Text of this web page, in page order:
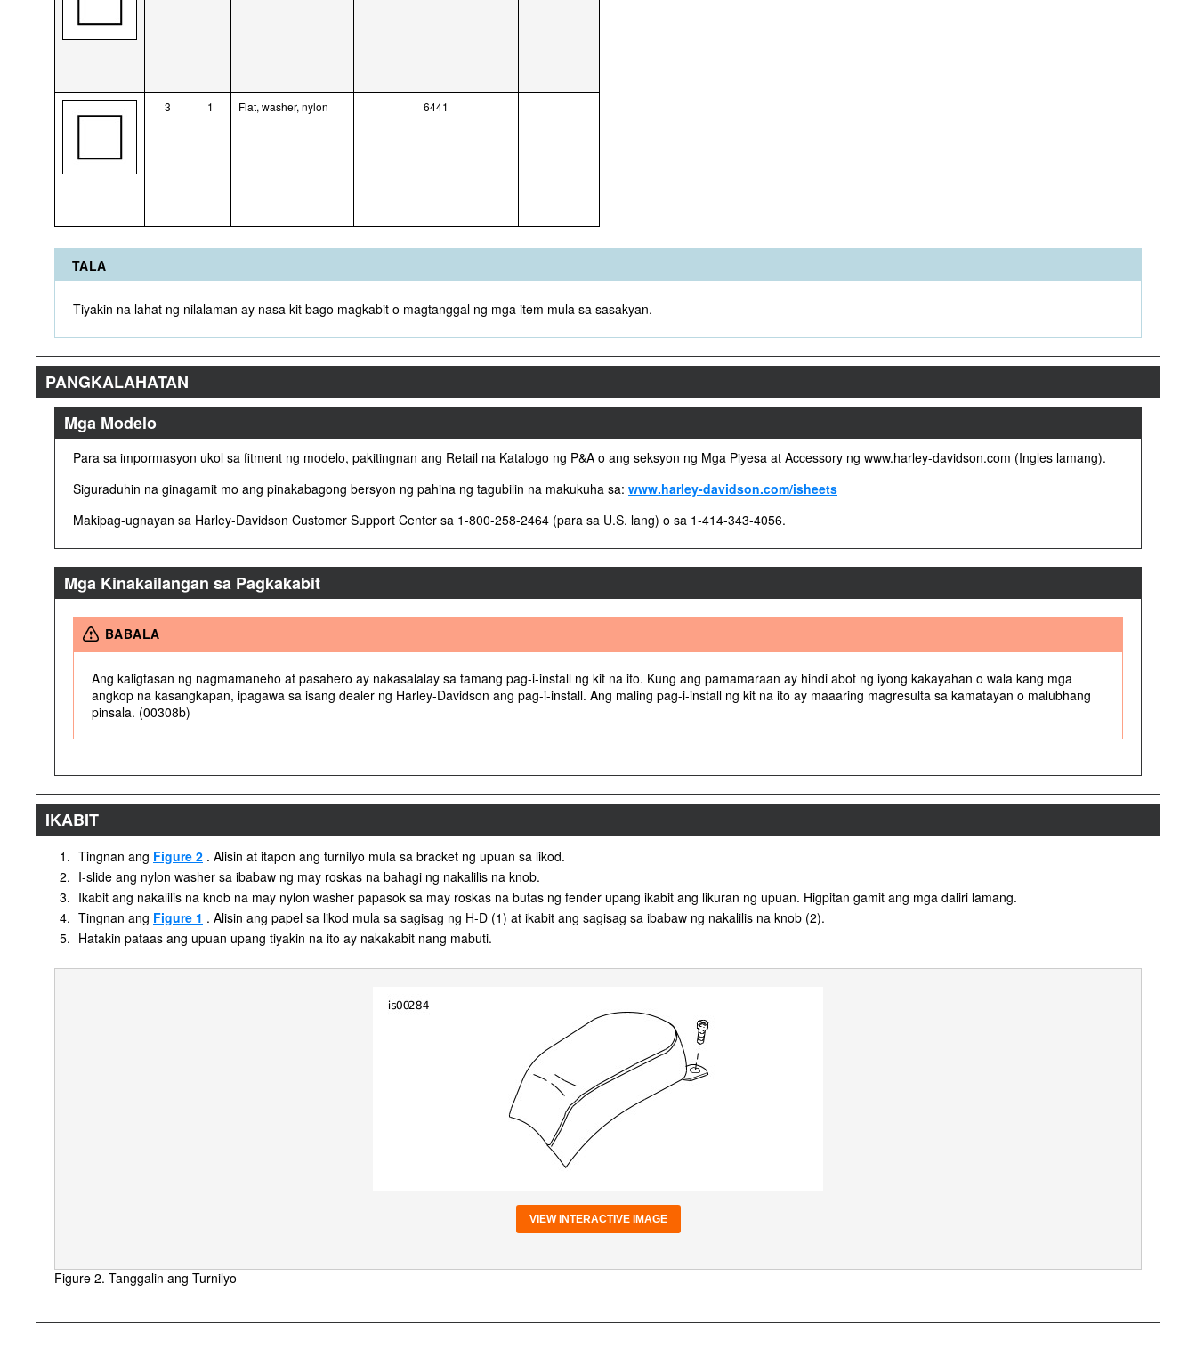
3 1 Flat, washer, nylon 6441
TALA
Tiyakin na lahat ng nilalaman ay nasa kit bago magkabit o magtanggal ng mga item mula sa sasakyan.
PANGKALAHATAN
Mga Modelo
Para sa impormasyon ukol sa fitment ng modelo, pakitingnan ang Retail na Katalogo ng P&A o ang seksyon ng Mga Piyesa at Accessory ng www.harley-davidson.com (Ingles lamang).
Siguraduhin na ginagamit mo ang pinakabagong bersyon ng pahina ng tagubilin na makukuha sa: www.harley-davidson.com/isheets
Makipag-ugnayan sa Harley-Davidson Customer Support Center sa 1-800-258-2464 (para sa U.S. lang) o sa 1-414-343-4056.
Mga Kinakailangan sa Pagkakabit
BABALA
Ang kaligtasan ng nagmamaneho at pasahero ay nakasalalay sa tamang pag-i-install ng kit na ito. Kung ang pamamaraan ay hindi abot ng iyong kakayahan o wala kang mga
angkop na kasangkapan, ipagawa sa isang dealer ng Harley-Davidson ang pag-i-install. Ang maling pag-i-install ng kit na ito ay maaaring magresulta sa kamatayan o malubhang
pinsala. (00308b)
IKABIT
1. Tingnan ang Figure 2 . Alisin at itapon ang turnilyo mula sa bracket ng upuan sa likod.
2. I-slide ang nylon washer sa ibabaw ng may roskas na bahagi ng nakalilis na knob.
3. Ikabit ang nakalilis na knob na may nylon washer papasok sa may roskas na butas ng fender upang ikabit ang likuran ng upuan. Higpitan gamit ang mga daliri lamang.
4. Tingnan ang Figure 1 . Alisin ang papel sa likod mula sa sagisag ng H-D (1) at ikabit ang sagisag sa ibabaw ng nakalilis na knob (2).
5. Hatakin pataas ang upuan upang tiyakin na ito ay nakakabit nang mabuti.
VIEW INTERACTIVE IMAGE
Figure 2. Tanggalin ang Turnilyo